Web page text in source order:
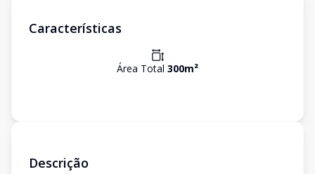
Características
Área Total 300m²
Descrição